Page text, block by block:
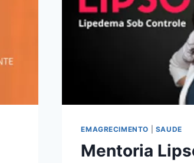
EMAGRECIMENTO SAUDE
Mentoria